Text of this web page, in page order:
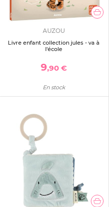
AUZOU
Livre enfant collection jules - va à
l'école
9,90 €
En stock